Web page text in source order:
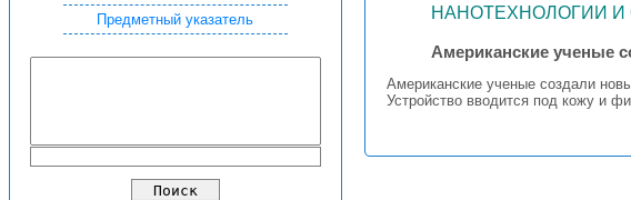
Предметный указатель
НАНОТЕХНОЛОГИИ И
Американские ученые
Американские ученые создали
Устройство вводится под кожу и